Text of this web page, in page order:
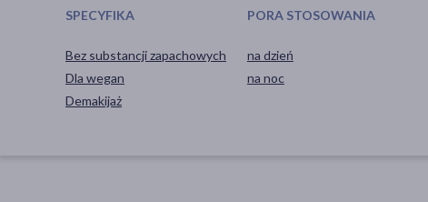
SPECYFIKA
Bez substancji zapachowych
Dla wegan
Demakijaż
PORA STOSOWANIA
na dzień
na noc